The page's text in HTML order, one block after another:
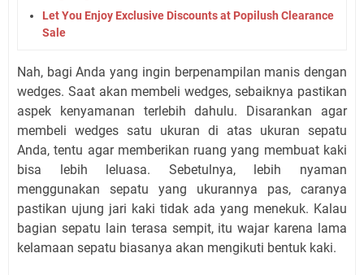
Let You Enjoy Exclusive Discounts at Popilush Clearance
Sale
Nah, bagi Anda yang ingin berpenampilan manis dengan
wedges. Saat akan membeli wedges, sebaiknya pastikan
aspek kenyamanan terlebih dahulu. Disarankan agar
membeli wedges satu ukuran di atas ukuran sepatu
Anda, tentu agar memberikan ruang yang membuat kaki
bisa lebih leluasa. Sebetulnya, lebih nyaman
menggunakan sepatu yang ukurannya pas, caranya
pastikan ujung jari kaki tidak ada yang menekuk. Kalau
bagian sepatu lain terasa sempit, itu wajar karena lama
kelamaan sepatu biasanya akan mengikuti bentuk kaki.